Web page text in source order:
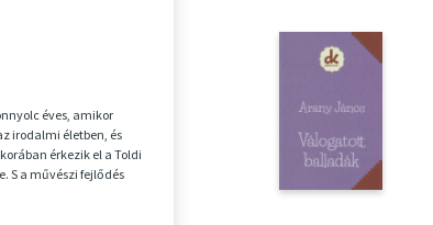
éves, amikor
irodalmi életben, és
érkezik el a Toldi
S a művészi fejlődés